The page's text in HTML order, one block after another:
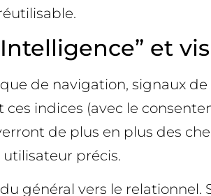
et
de navigation, signaux
indices (avec le
de plus en plus des
précis.
général vers le